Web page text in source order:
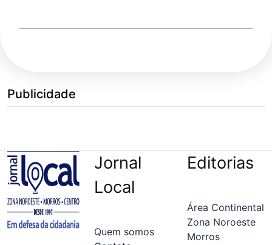
Publicidade
Jornal
Local
Quem somos
Editorias
Área Continental
Zona Noroeste
Morros